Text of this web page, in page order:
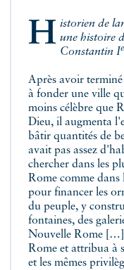
Historien de langue grecque, Sozomène rédige une histoire
Constantin I
Après avoir terminé
à fonder une ville
moins célèbre que
Dieu, il augmenta
bâtir quantités de
avait pas assez
chercher dans les
Rome comme dans
pour financer les
du peuple, y
fontaines, des
Nouvelle Rome
Rome et attribua à
et les mêmes